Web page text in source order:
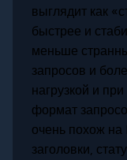
выглядит как
быстрее и
меньше
запросов и
нагрузкой и
формат
очень похож на
заголовки,